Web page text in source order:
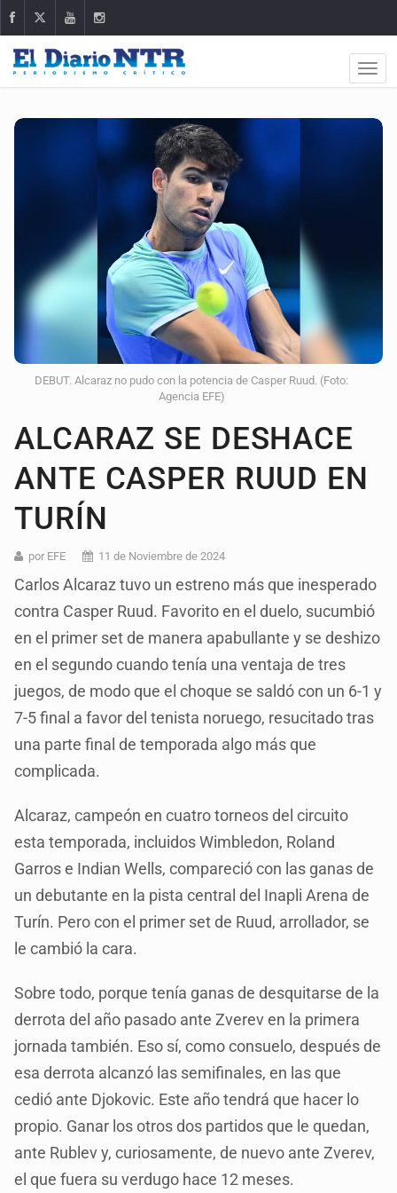
DEBUT. Alcaraz no pudo con la potencia de Casper Ruud. (Foto:
Agencia EFE)
ALCARAZ SE DESHACE
ANTE CASPER RUUD EN
TURÍN
por EFE 11 de Noviembre de 2024
Carlos Alcaraz tuvo un estreno más que inesperado
contra Casper Ruud. Favorito en el duelo, sucumbió
en el primer set de manera apabullante y se deshizo
en el segundo cuando tenía una ventaja de tres
juegos, de modo que el choque se saldó con un 6-1 y
7-5 final a favor del tenista noruego, resucitado tras
una parte final de temporada algo más que
complicada.
Alcaraz, campeón en cuatro torneos del circuito
esta temporada, incluidos Wimbledon, Roland
Garros e Indian Wells, compareció con las ganas de
un debutante en la pista central del Inapli Arena de
Turín. Pero con el primer set de Ruud, arrollador, se
le cambió la cara.
Sobre todo, porque tenía ganas de desquitarse de la
derrota del año pasado ante Zverev en la primera
jornada también. Eso sí, como consuelo, después de
esa derrota alcanzó las semifinales, en las que
cedió ante Djokovic. Este año tendrá que hacer lo
propio. Ganar los otros dos partidos que le quedan,
ante Rublev y, curiosamente, de nuevo ante Zverev,
el que fuera su verdugo hace 12 meses.